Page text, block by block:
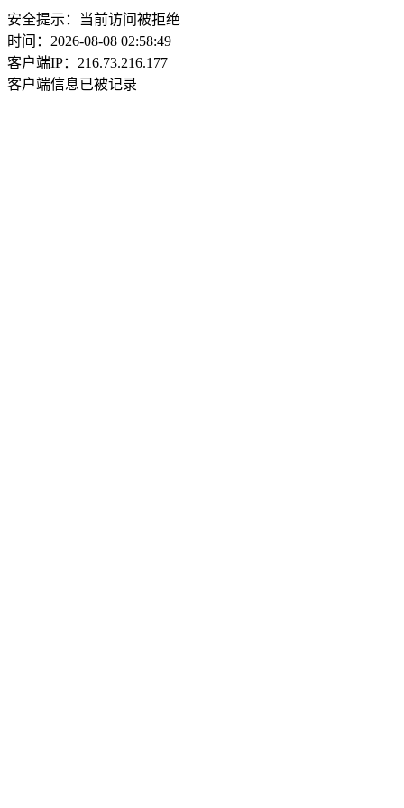
安全提示：当前访问被拒绝
时间：2026-08-08 02:58:49
客户端IP：216.73.216.177
客户端信息已被记录